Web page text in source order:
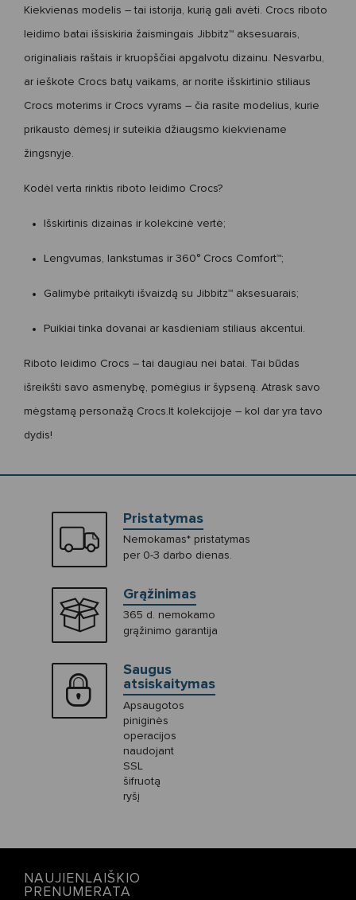
Kiekvienas modelis – tai istorija, kurią gali avėti. Crocs riboto
leidimo batai išsiskiria žaismingais Jibbitz™ aksesuarais
originaliais raštais ir kruopščiai apgalvotu dizainu. Nesvarbu,
ar ieškote Crocs batų vaikams , ar norite išskirtinio stiliaus
Crocs moterims ir Crocs vyrams – čia rasite modelius, kurie
prikausto dėmesį ir suteikia džiaugsmo kiekviename
žingsnyje.
Kodėl verta rinktis riboto leidimo Crocs?
Išskirtinis dizainas ir kolekcinė vertė;
Lengvumas, lankstumas ir 360° Crocs Comfort™;
Galimybė pritaikyti išvaizdą su Jibbitz™ aksesuarais;
Puikiai tinka dovanai ar kasdieniam stiliaus akcentui.
Riboto leidimo Crocs – tai daugiau nei batai. Tai būdas
išreikšti savo asmenybę, pomėgius ir šypseną. Atrask savo
mėgstamą personažą Crocs.lt kolekcijoje – kol dar yra tavo
dydis!
Pristatymas
Nemokamas* pristatymas
per 0-3 darbo dienas.
Grąžinimas
365 d. nemokamo
grąžinimo garantija
Saugus
atsiskaitymas
Apsaugotos
piniginės
operacijos
naudojant
SSL
šifruotą
ryšį
NAUJIENLAIŠKIO
PRENUMERATA